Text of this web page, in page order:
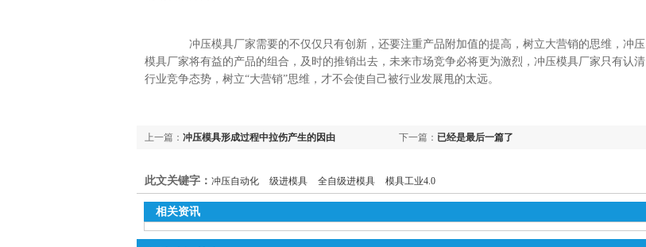
冲压模具厂家需要的不仅仅只有创新，还要注重产品附加值的提高，树立大营销的思维，冲压
模具厂家将有益的产品的组合，及时的推销出去，未来市场竞争必将更为激烈，冲压模具厂家只有认清
行业竞争态势，树立“大营销”思维，才不会使自己被行业发展甩的太远。
下一篇： 已经是最后一篇了
上一篇： 冲压模具形成过程中拉伤产生的因由
此文关键字： 冲压自动化 级进模具 全自级进模具 模具工业4.0
相关资讯